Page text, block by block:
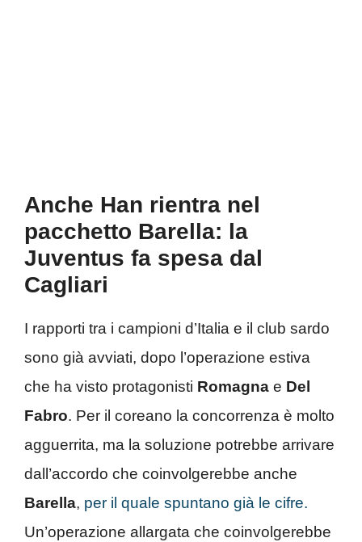
Anche Han rientra nel
pacchetto Barella: la
Juventus fa spesa dal
Cagliari
I rapporti tra i campioni d’Italia e il club sardo
sono già avviati, dopo l’operazione estiva
che ha visto protagonisti Romagna e Del
Fabro. Per il coreano la concorrenza è molto
agguerrita, ma la soluzione potrebbe arrivare
dall’accordo che coinvolgerebbe anche
Barella, per il quale spuntano già le cifre.
Un’operazione allargata che coinvolgerebbe